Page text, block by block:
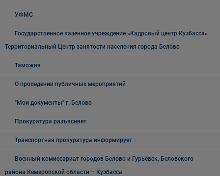
УФМС
Государственное казенное учреждение «Кадровый центр Кузбасса»
Территориальный Центр занятости населения города Белово
Таможня
О проведении публичных мероприятий
"Мои документы" г. Белово
Прокуратура разъясняет
Транспортная прокуратура информирует
Военный комиссариат городов Белово и Гурьевск, Беловского
района Кемеровской области – Кузбасса